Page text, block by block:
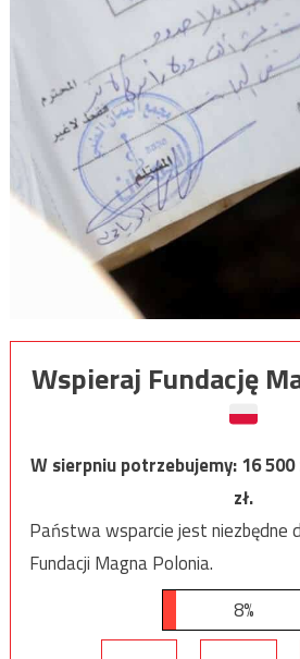
Wspieraj Fundację
W sierpniu potrzebujemy:16 500
zł.
Państwa wsparcie jest niezbędne
Fundacji Magna Polonia.
8%